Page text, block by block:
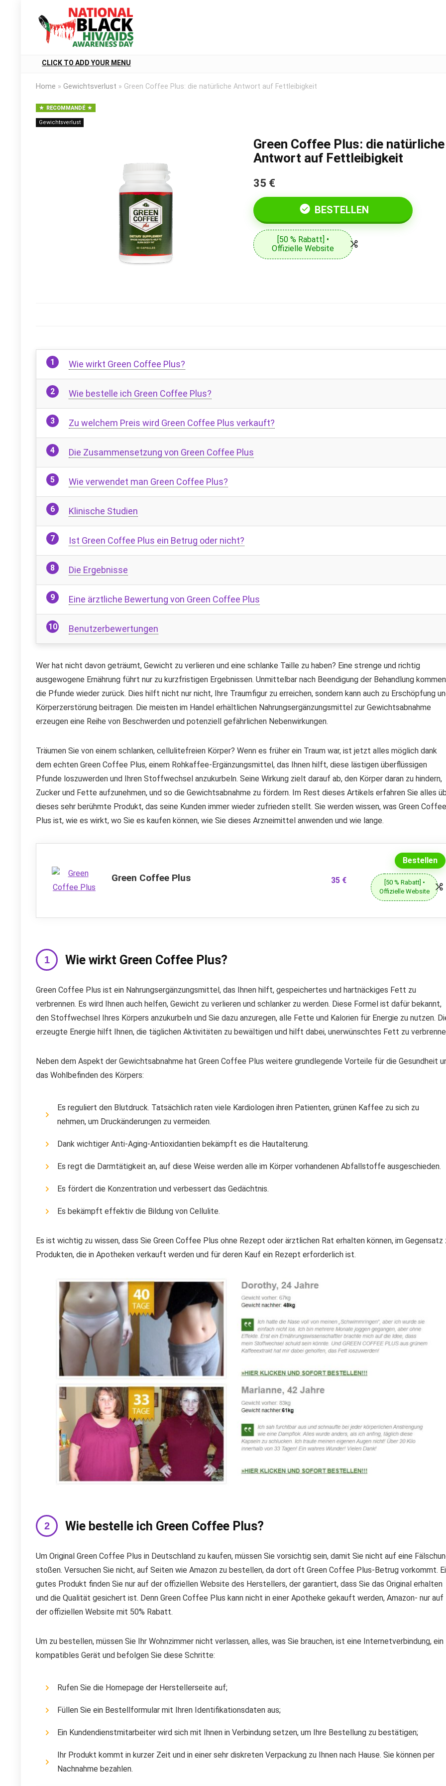
CLICK TO ADD YOUR MENU
Home » Gewichtsverlust » Green Coffee Plus: die natürliche Antwort auf Fettleibigkeit
RECOMMANDÉ
Gewichtsverlust
Green Coffee Plus: die natürliche
Antwort auf Fettleibigkeit
35 €
BESTELLEN
[50 % Rabatt] •
Offizielle Website
Wie wirkt Green Coffee Plus?
Wie bestelle ich Green Coffee Plus?
Zu welchem ​​Preis wird Green Coffee Plus verkauft?
Die Zusammensetzung von Green Coffee Plus
Wie verwendet man Green Coffee Plus?
Klinische Studien
Ist Green Coffee Plus ein Betrug oder nicht?
Die Ergebnisse
Eine ärztliche Bewertung von Green Coffee Plus
Benutzerbewertungen
Wer hat nicht davon geträumt, Gewicht zu verlieren und eine schlanke Taille zu haben? Eine strenge und richtig
ausgewogene Ernährung führt nur zu kurzfristigen Ergebnissen. Unmittelbar nach Beendigung der Behandlung kommen
die Pfunde wieder zurück. Dies hilft nicht nur nicht, Ihre Traumfigur zu erreichen, sondern kann auch zu Erschöpfung
Körperzerstörung beitragen. Die meisten im Handel erhältlichen Nahrungsergänzungsmittel zur Gewichtsabnahme
erzeugen eine Reihe von Beschwerden und potenziell gefährlichen Nebenwirkungen.
Träumen Sie von einem schlanken, cellulitefreien Körper? Wenn es früher ein Traum war, ist jetzt alles möglich dank
dem echten Green Coffee Plus, einem Rohkaffee-Ergänzungsmittel, das Ihnen hilft, diese lästigen überflüssigen
Pfunde loszuwerden und Ihren Stoffwechsel anzukurbeln. Seine Wirkung zielt darauf ab, den Körper daran zu hindern,
Zucker und Fette aufzunehmen, und so die Gewichtsabnahme zu fördern. Im Rest dieses Artikels erfahren Sie alles
dieses sehr berühmte Produkt, das seine Kunden immer wieder zufrieden stellt. Sie werden wissen, was Green Coffee
Plus ist, wie es wirkt, wo Sie es kaufen können, wie Sie dieses Arzneimittel anwenden und wie lange.
Green Coffee Plus 35 €
Bestellen
[50 % Rabatt] •
Offizielle Website
Wie wirkt Green Coffee Plus?
Green Coffee Plus ist ein Nahrungsergänzungsmittel, das Ihnen hilft, gespeichertes und hartnäckiges Fett zu
verbrennen. Es wird Ihnen auch helfen, Gewicht zu verlieren und schlanker zu werden. Diese Formel ist dafür bekannt,
den Stoffwechsel Ihres Körpers anzukurbeln und Sie dazu anzuregen, alle Fette und Kalorien für Energie zu nutzen.
erzeugte Energie hilft Ihnen, die täglichen Aktivitäten zu bewältigen und hilft dabei, unerwünschtes Fett zu
Neben dem Aspekt der Gewichtsabnahme hat Green Coffee Plus weitere grundlegende Vorteile für die Gesundheit
das Wohlbefinden des Körpers:
Es reguliert den Blutdruck. Tatsächlich raten viele Kardiologen ihren Patienten, grünen Kaffee zu sich zu
nehmen, um Druckänderungen zu vermeiden.
Dank wichtiger Anti-Aging-Antioxidantien bekämpft es die Hautalterung.
Es regt die Darmtätigkeit an, auf diese Weise werden alle im Körper vorhandenen Abfallstoffe ausgeschieden.
Es fördert die Konzentration und verbessert das Gedächtnis.
Es bekämpft effektiv die Bildung von Cellulite.
Es ist wichtig zu wissen, dass Sie Green Coffee Plus ohne Rezept oder ärztlichen Rat erhalten können, im Gegensatz
Produkten, die in Apotheken verkauft werden und für deren Kauf ein Rezept erforderlich ist.
Wie bestelle ich Green Coffee Plus?
Um Original Green Coffee Plus in Deutschland zu kaufen, müssen Sie vorsichtig sein, damit Sie nicht auf eine
stoßen. Versuchen Sie nicht, auf Seiten wie Amazon zu bestellen, da dort oft Green Coffee Plus-Betrug vorkommt.
gutes Produkt finden Sie nur auf der offiziellen Website des Herstellers, der garantiert, dass Sie das Original erhalten
und die Qualität gesichert ist. Denn Green Coffee Plus kann nicht in einer Apotheke gekauft werden, Amazon- nur auf
der offiziellen Website mit 50% Rabatt.
Um zu bestellen, müssen Sie Ihr Wohnzimmer nicht verlassen, alles, was Sie brauchen, ist eine Internetverbindung, ein
kompatibles Gerät und befolgen Sie diese Schritte:
Rufen Sie die Homepage der Herstellerseite auf;
Füllen Sie ein Bestellformular mit Ihren Identifikationsdaten aus;
Ein Kundendienstmitarbeiter wird sich mit Ihnen in Verbindung setzen, um Ihre Bestellung zu bestätigen;
Ihr Produkt kommt in kurzer Zeit und in einer sehr diskreten Verpackung zu Ihnen nach Hause. Sie können per
Nachnahme bezahlen.